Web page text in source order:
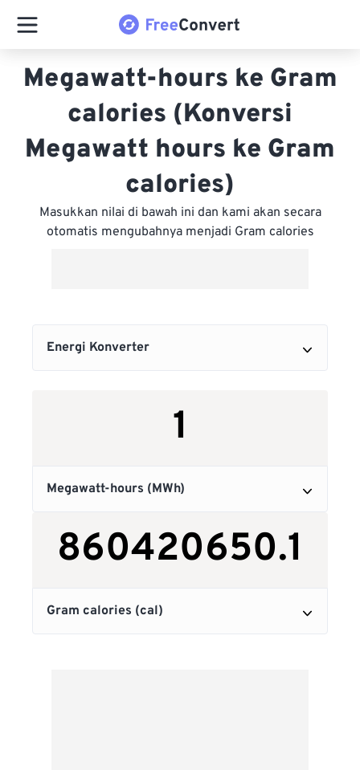
Megawatt-hours ke Gram
calories (Konversi
Megawatt hours ke Gram
calories)
Masukkan nilai di bawah ini dan kami akan secara
otomatis mengubahnya menjadi Gram calories